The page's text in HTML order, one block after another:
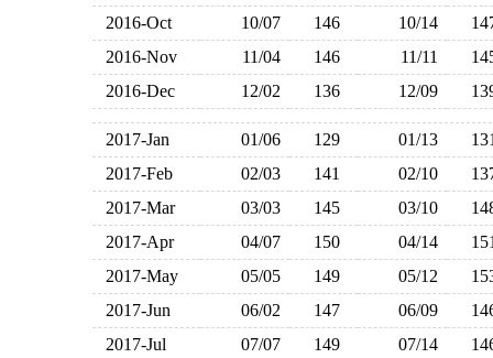
2016-Oct
10/07 146 10/14
2016-Nov
11/04 146 11/11
2016-Dec
12/02 136 12/09
2017-Jan 01/06 129 01/13
2017-Feb
02/03 141 02/10
2017-Mar
03/03 145 03/10
2017-Apr
04/07 150 04/14
2017-May
05/05 149 05/12
2017-Jun
06/02 147 06/09
2017-Jul
07/07 149 07/14